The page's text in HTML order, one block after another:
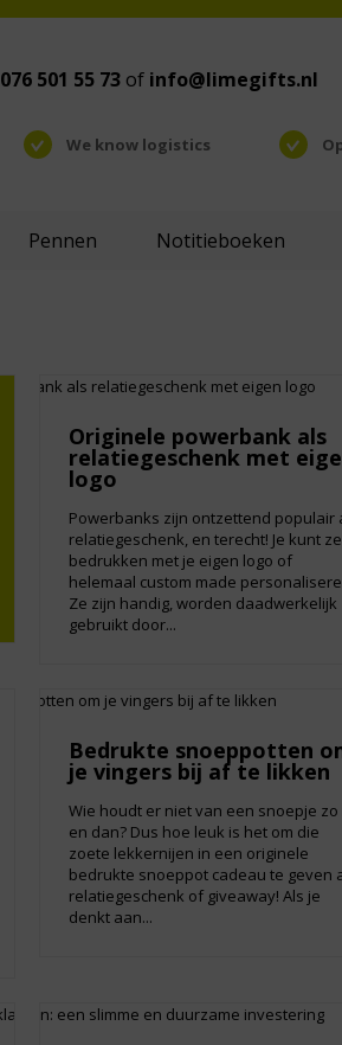
076 501 55 73of info@limegifts.nl
We know logistics
Pennen Notitieboeken
Originele powerbank als
relatiegeschenk met
logo
Powerbanks zijn ontzettend populair
relatiegeschenk, en terecht! Je kunt ze
bedrukken met je eigen logo of
helemaal custom made
Ze zijn handig, worden daadwerkelijk
gebruikt door...
Bedrukte snoeppotten
je vingers bij af te likken
Wie houdt er niet van een snoepje zo
en dan? Dus hoe leuk is het om die
zoete lekkernijen in een originele
bedrukte snoeppot cadeau te geven
relatiegeschenk of giveaway! Als je
denkt aan...